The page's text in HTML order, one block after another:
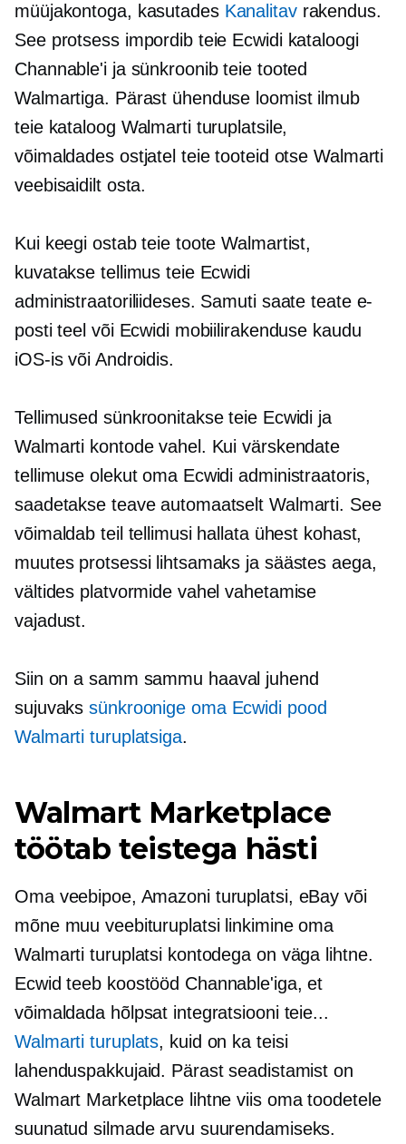
müüjakontoga, kasutades Kanalitavrakendus.
See protsess impordib teie Ecwidi kataloogi
Channable'i ja sünkroonib teie tooted
Walmartiga. Pärast ühenduse loomist ilmub
teie kataloog Walmarti turuplatsile,
võimaldades ostjatel teie tooteid otse Walmarti
veebisaidilt osta.
Kui keegi ostab teie toote Walmartist,
kuvatakse tellimus teie Ecwidi
administraatoriliideses. Samuti saate teate e-
posti teel või Ecwidi mobiilirakenduse kaudu
iOS-is või Androidis.
Tellimused sünkroonitakse teie Ecwidi ja
Walmarti kontode vahel. Kui värskendate
tellimuse olekut oma Ecwidi administraatoris,
saadetakse teave automaatselt Walmarti. See
võimaldab teil tellimusi hallata ühest kohast,
muutes protsessi lihtsamaks ja säästes aega,
vältides platvormide vahel vahetamise
vajadust.
Siin on asamm sammu haaval juhend
sujuvakssünkroonige oma Ecwidi pood
Walmarti turuplatsiga.
Walmart Marketplace
töötab teistega hästi
Oma veebipoe, Amazoni turuplatsi, eBay või
mõne muu veebituruplatsi linkimine oma
Walmarti turuplatsi kontodega on väga lihtne.
Ecwid teeb koostööd Channable'iga, et
võimaldada hõlpsat integratsiooni teie...
Walmarti turuplats, kuid on ka teisi
lahenduspakkujaid. Pärast seadistamist on
Walmart Marketplace lihtne viis oma toodetele
suunatud silmade arvu suurendamiseks.